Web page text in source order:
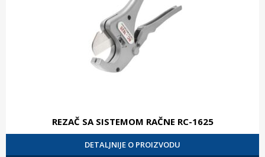
REZAČ SA SISTEMOM RAČNE RC-1625
DETALJNIJE O PROIZVODU